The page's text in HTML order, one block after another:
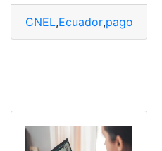
CNEL,Ecuador,pago online